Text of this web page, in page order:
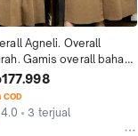
Agneli. Overall
Gamis overall bahan
COD
4.0 3 terjual